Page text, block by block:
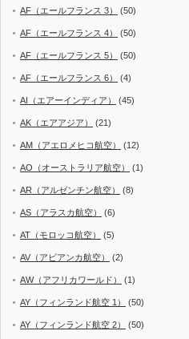
AF（エールフランス 3） (50)
AF（エールフランス 4） (50)
AF（エールフランス 5） (50)
AF（エールフランス 6） (4)
AI（エアーインディア） (45)
AK（エアアジア） (21)
AM（アエロメヒコ航空） (12)
AO（オーストラリア航空） (1)
AR（アルゼンチン航空） (8)
AS（アラスカ航空） (6)
AT（モロッコ航空） (5)
AV（アビアンカ航空） (2)
AW（アフリカワールド） (1)
AY（フィンランド航空 1） (50)
AY（フィンランド航空 2） (50)